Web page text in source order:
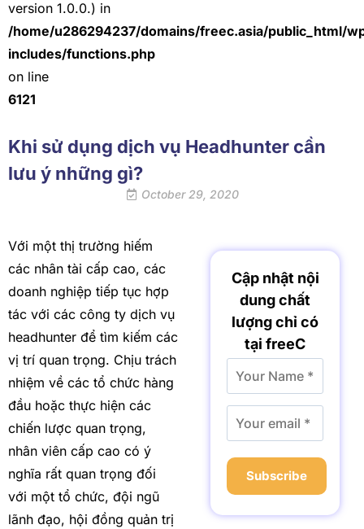
version 1.0.0.) in
/home/u286294237/domains/freec.asia/public_html/
includes/functions.php
on line
6121
Khi sử dụng dịch vụ Headhunter cần
lưu ý những gì?
October 29, 2020
Với một thị trường hiếm
các nhân tài cấp cao, các
doanh nghiệp tiếp tục hợp
tác với các công ty dịch vụ
headhunter để tìm kiếm các
vị trí quan trọng. Chịu trách
nhiệm về các tổ chức hàng
đầu hoặc thực hiện các
chiến lược quan trọng,
nhân viên cấp cao có ý
nghĩa rất quan trọng đối
với một tổ chức, đội ngũ
lãnh đạo, hội đồng quản trị
Cập nhật nội
dung chất
lượng chỉ có
tại freeC
Subscribe